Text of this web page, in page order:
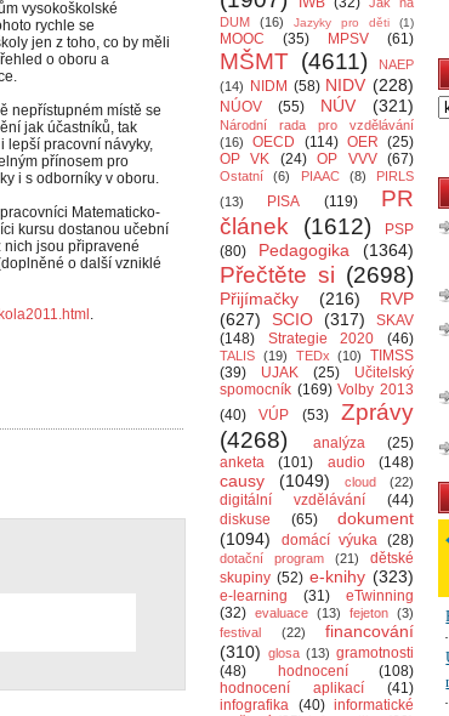
vysokoškolské
rychle se
jen z toho, co by měli
o oboru a
nepřístupném místě se
jak účastníků, tak
lepší pracovní návyky,
přínosem pro
i s odborníky v oboru.
Matematicko-
kursu dostanou učební
nich jsou připravené
o další vzniklé
.
DUM
(16) Jazyky pro děti (1)
MOOC (35) MPSV (61)
MŠMT (4611)
NAEP
(14)
NIDM (58) NIDV (228)
NÚOV (55) NÚV (321)
Národní rada pro vzdělávání
(16)
OECD (114) OER (25)
OP VK
(24) OP VVV (67)
Ostatní (6) PIAAC (8)
PIRLS
(13)
PISA (119)
PR
článek
(1612)
PSP
(80)
Pedagogika (1364)
Přečtěte si (2698)
Přijímačky (216)
RVP
(627)
SCIO (317)
SKAV
(148)
Strategie 2020 (46)
TALIS (19) TEDx (10)
TIMSS
(39)
UJAK (25)
Učitelský
spomocník (169) Volby 2013
(40)
VÚP (53)
Zprávy
(4268)
analýza
(25)
anketa
(101) audio (148)
causy (1049) cloud (22)
digitální vzdělávání
(44)
diskuse
(65)
dokument
(1094)
domácí výuka (28)
dotační program (21)
dětské
skupiny (52) e-knihy (323)
e-learning (31)
eTwinning
(32) evaluace (13) fejeton (3)
festival
(22)
financování
(310) glosa (13) gramotnosti
(48)
hodnocení
(108)
hodnocení aplikací
(41)
infografika (40) informatické